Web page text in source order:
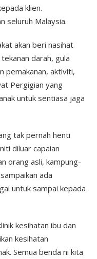
klien.
seluruh Malaysia.
akan beri nasihat
darah, gula
pemakanan, aktiviti,
Pergigian yang
untuk sentiasa jaga
tak pernah henti
diluar capaian
orang asli, kampung-
ada
untuk sampai kepada
kesihatan ibu dan
kesihatan
Semua benda ni kita